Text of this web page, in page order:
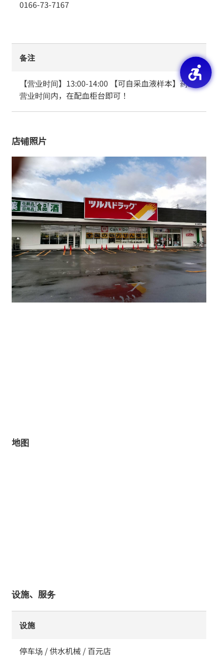
0166-73-7167
备注
【营业时间】13:00-14:00 【可自采血液样本】药房
营业时间内，在配血柜台即可！
店铺照片
地图
设施、服务
设施
停车场 / 供水机械 / 百元店